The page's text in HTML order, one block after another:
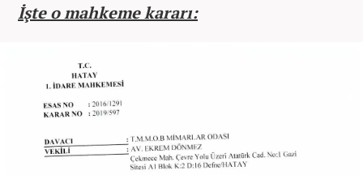
İşte o mahkeme kararı: